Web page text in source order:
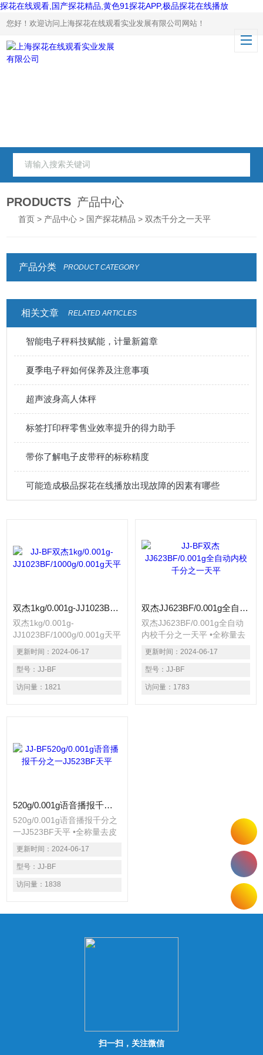
探花在线观看,国产探花精品,黄色91探花APP,极品探花在线播放
您好！欢迎访问上海探花在线观看实业发展有限公司网站！
PRODUCTS 产品中心
首页 > 产品中心 > 国产探花精品 > 双杰千分之一天平
产品分类 PRODUCT CATEGORY
相关文章 RELATED ARTICLES
智能电子秤科技赋能，计量新篇章
夏季电子秤如何保养及注意事项
超声波身高人体秤
标签打印秤零售业效率提升的得力助手
带你了解电子皮带秤的标称精度
可能造成极品探花在线播放出现故障的因素有哪些
双杰1kg/0.001g-JJ1023BF/1000g/0.001g天平
双杰1kg/0.001g-
JJ1023BF/1000g/0.001g天平
•全称量去皮 LCD液晶显示屏
带绿色背光 •内置校准砝码，
全自动内校 •底部带有秤钩 •
水平调整脚 •水平指示器
更新时间： 2024-06-17
型号： JJ-BF
访问量： 1821
双杰JJ623BF/0.001g全自动内校千分之一天平
双杰JJ623BF/0.001g全自动
内校千分之一天平 •全称量去
皮 LCD液晶显示屏带绿色背
光 •内置校准砝码，全自动内
校 •底部带有秤钩 •水平调整
脚 •水平指示器
更新时间： 2024-06-17
型号： JJ-BF
访问量： 1783
520g/0.001g语音播报千分之一JJ523BF天平
520g/0.001g语音播报千分之
一JJ523BF天平 •全称量去皮
LCD液晶显示屏带绿色背光 •
内置校准砝码，全自动内校 •
底部带有秤钩 •水平调整脚 •
水平指示器
更新时间： 2024-06-17
型号： JJ-BF
访问量： 1838
扫一扫，关注微信